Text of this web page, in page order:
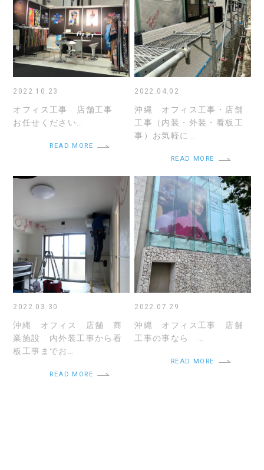
2022.10.23
オフィス工事 店舗工事
お任せください…
READ MORE
2022.04.02
沖縄 オフィス工事・店舗
工事（内装・外装・看板工
事）お気軽に…
READ MORE
2022.03.30
沖縄 オフィス 店舗 商
業施設 内外装工事から看
板工事までお…
READ MORE
2022.07.29
沖縄 オフィス工事 店舗
工事の事なら …
READ MORE